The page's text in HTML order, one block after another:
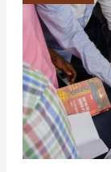
Bruxelles,
le
o2
février
2022